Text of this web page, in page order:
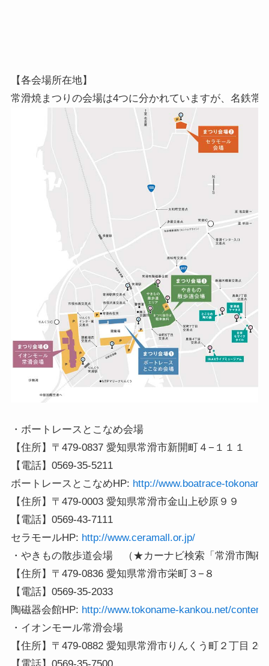
【各会場所在地】
・ボートレースとこなめ会場
【住所】〒479-0837 愛知県常滑市新開町４−１１１
【電話】0569-35-5211
ボートレースとこなめHP: http://www.boatrace-
【住所】〒479-0003 愛知県常滑市金山上砂原９９
【電話】0569-43-7111
セラモールHP:
http://www.ceramall.or.jp/
・やきもの散歩道会場　（★カーナビ検索「常滑市陶磁
【住所】〒479-0836 愛知県常滑市栄町３−８
【電話】0569-35-2033
陶磁器会館HP: http://www.tokoname-kankou.net/
・イオンモール常滑会場
【住所】〒479-0882 愛知県常滑市りんくう町２丁目 20-